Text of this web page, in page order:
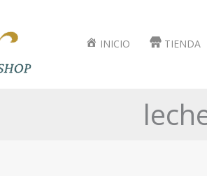
INICIO TIENDA